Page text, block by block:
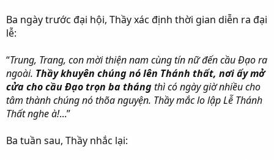
Ba ngày trước đại hội, Thầy xác định thời gian diễn ra đại
lễ:
“Trung, Trang, con mời thiện nam cùng tín nữ đến cầu Đạo ra
ngoài. Thầy khuyên chúng nó lên Thánh thất, nơi ấy mở
cửa cho cầu Đạo trọn ba thángthì có ngày giờ nhiều cho
tâm thành chúng nó thõa nguyện. Thầy mắc lo lập Lễ Thánh
Thất nghe à!...”
Ba tuần sau, Thầy nhắc lại: